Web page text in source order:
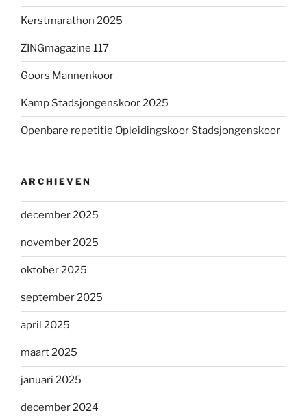
Kerstmarathon 2025
ZINGmagazine 117
Goors Mannenkoor
Kamp Stadsjongenskoor 2025
Openbare repetitie Opleidingskoor Stadsjongenskoor
ARCHIEVEN
december 2025
november 2025
oktober 2025
september 2025
april 2025
maart 2025
januari 2025
december 2024